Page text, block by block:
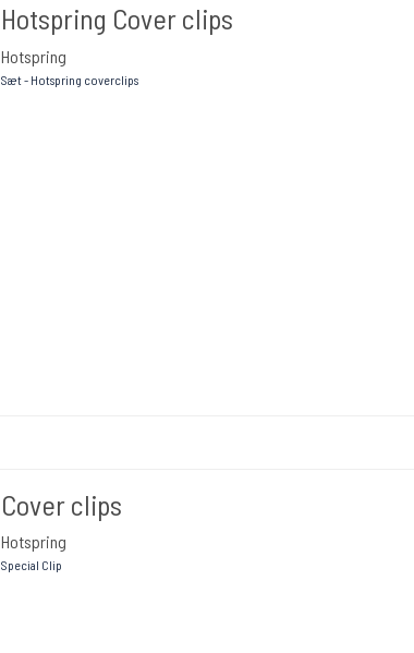
Hotspring Cover clips
Hotspring
Sæt - Hotspring coverclips
Cover clips
Hotspring
Special Clip